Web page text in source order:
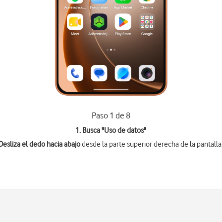
Paso 1 de 8
1. Busca "Uso de datos"
el dedo hacia abajodesde la parte superior derecha de la